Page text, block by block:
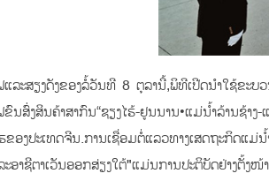
ແລະສຽງດັງຂອງລໍ້ວັນທີ 8 ຕຸລານີ້,ພິທີເປີດນໍາໃຊ້ຂະ
ຂົນສົ່ງສິນຄ້າສາກົນ“ຊຽງໄຮ້-ຢູນນານ•ແມ່ນໍ້າລ້ານຊ້
ຂອງປະເທດຈີນ.ການເຊື່ອມຕໍ່ແລວທາງເສດຖະກິດ
ະອາຊີຕາເວັນອອກສ່ຽງໃຕ້"ແມ່ນການປະຕິບັດຢ່າງຕັ້